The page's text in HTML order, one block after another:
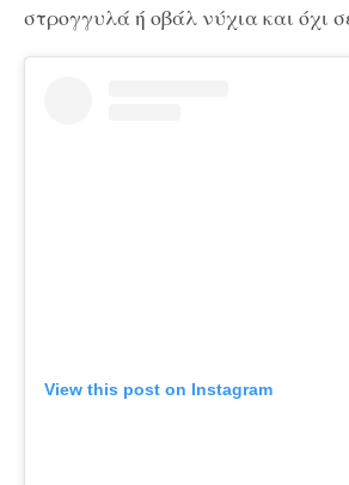
στρογγυλά ή οβάλ νύχια και όχι
View this post on Instagram